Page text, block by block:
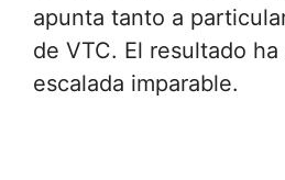
apunta tanto a
de VTC. El resultado
escalada imparable.